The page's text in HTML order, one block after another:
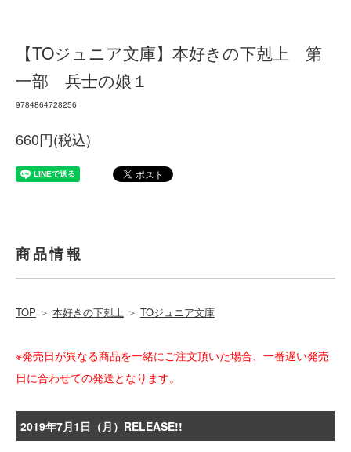
【TOジュニア文庫】本好きの下剋上 第
一部 兵士の娘１
9784864728256
660円(税込)
商品情報
TOP ＞ 本好きの下剋上 ＞ TOジュニア文庫
※発売日が異なる商品を一緒にご注文頂いた場合、一番遅い発売
日に合わせての発送となります。
2019年7月1日（月）RELEASE!!